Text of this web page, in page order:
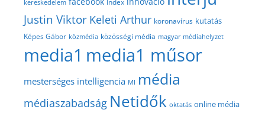
kereskedelem Index
Justin Viktor Keleti Arthur koronavírus kutatás
Képes Gábor közmédia közösségi média magyar médiahelyzet
media1 media1 műsor
mesterséges intelligencia MI média
médiaszabadság Netidők oktatás online média